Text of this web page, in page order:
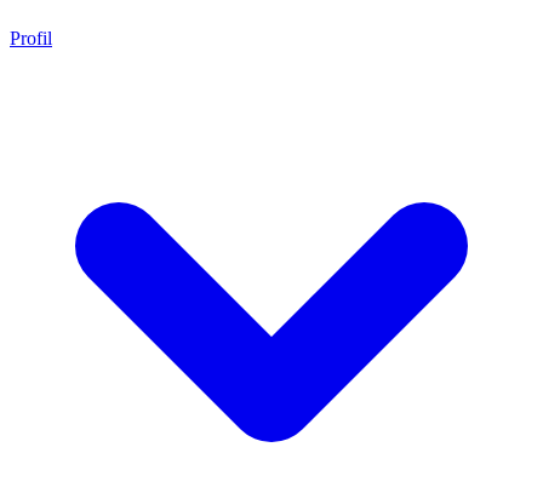
Profil